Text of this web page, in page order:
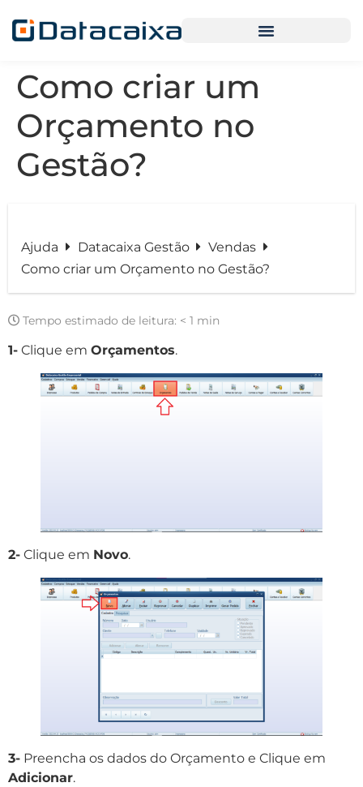
Como criar um
Orçamento no
Gestão?
Ajuda Datacaixa Gestão
Vendas
Como criar um Orçamento no Gestão?
Tempo estimado de leitura: < 1 min
1- Clique em Orçamentos.
2- Clique em Novo.
3- Preencha os dados do Orçamento e Clique em
Adicionar.